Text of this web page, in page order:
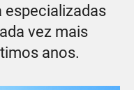
especializadas
vez mais
anos.